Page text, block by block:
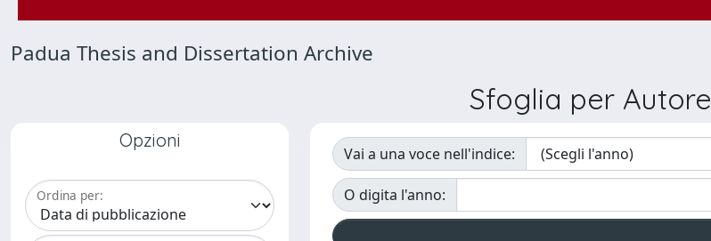
Padua Thesis and Dissertation Archive
Sfoglia per Autore
Opzioni
Ordina per:
Vai a una voce nell'indice:
O digita l'anno: